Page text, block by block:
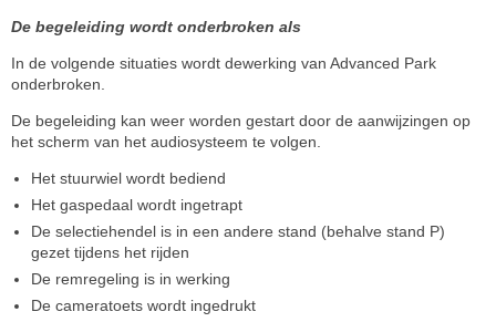
De begeleiding wordt onderbroken als
In de volgende situaties wordt dewerking van Advanced Park
onderbroken.
De begeleiding kan weer worden gestart door de aanwijzingen op
het scherm van het audiosysteem te volgen.
Het stuurwiel wordt bediend
Het gaspedaal wordt ingetrapt
De selectiehendel is in een andere stand (behalve stand P)
gezet tijdens het rijden
De remregeling is in werking
De cameratoets wordt ingedrukt